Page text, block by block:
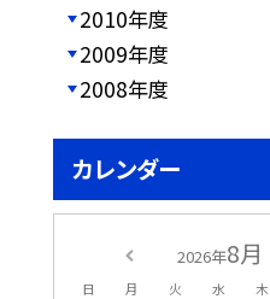
2010年度
2009年度
2008年度
カレンダー
2026年8月
日 月 火 水 木